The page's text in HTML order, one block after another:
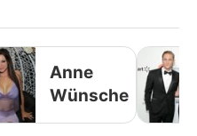
Anne
Wünsche